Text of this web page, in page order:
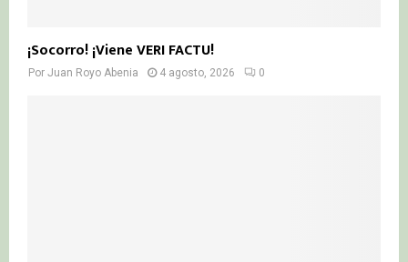
¡Socorro! ¡Viene VERI FACTU!
Por Juan Royo Abenia 4 agosto, 2026 0